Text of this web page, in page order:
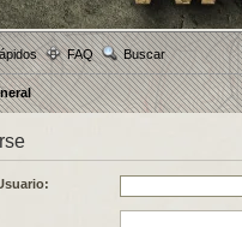
FAQ Buscar